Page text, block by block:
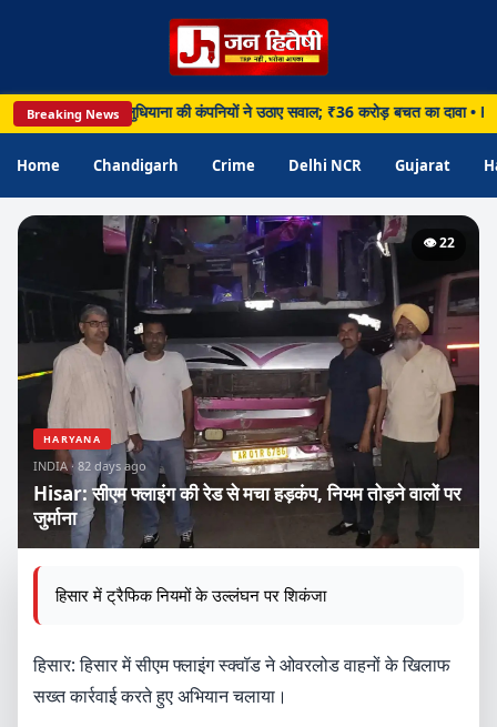
Breaking News
पर घमासान, लुधियाना की कंपनियों ने उठाए सवाल; ₹36 करोड़ बचत का दावा
Home Chandigarh Crime Delhi NCR Gujarat
👁️ 22
HARYANA
INDIA · 82 days ago
Hisar: सीएम फ्लाइंग की रेड से मचा हड़कंप, नियम तोड़ने वालों पर
जुर्माना
हिसार में ट्रैफिक नियमों के उल्लंघन पर शिकंजा
हिसार: हिसार में सीएम फ्लाइंग स्क्वॉड ने ओवरलोड वाहनों के खिलाफ
सख्त कार्रवाई करते हुए अभियान चलाया।